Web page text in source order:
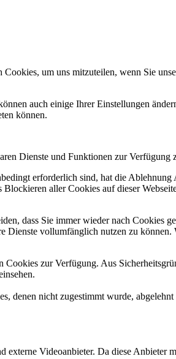
um uns mitzuteilen, wenn Sie
auch einige Ihrer Einstellungen
können.
Dienste und Funktionen zur Verfügung
erforderlich sind, hat die
aller Cookies auf dieser
dass Sie immer wieder nach Cookies
Dienste vollumfänglich nutzen zu
zur Verfügung. Aus
denen nicht zugestimmt wurde,
Videoanbieter. Da diese Anbieter